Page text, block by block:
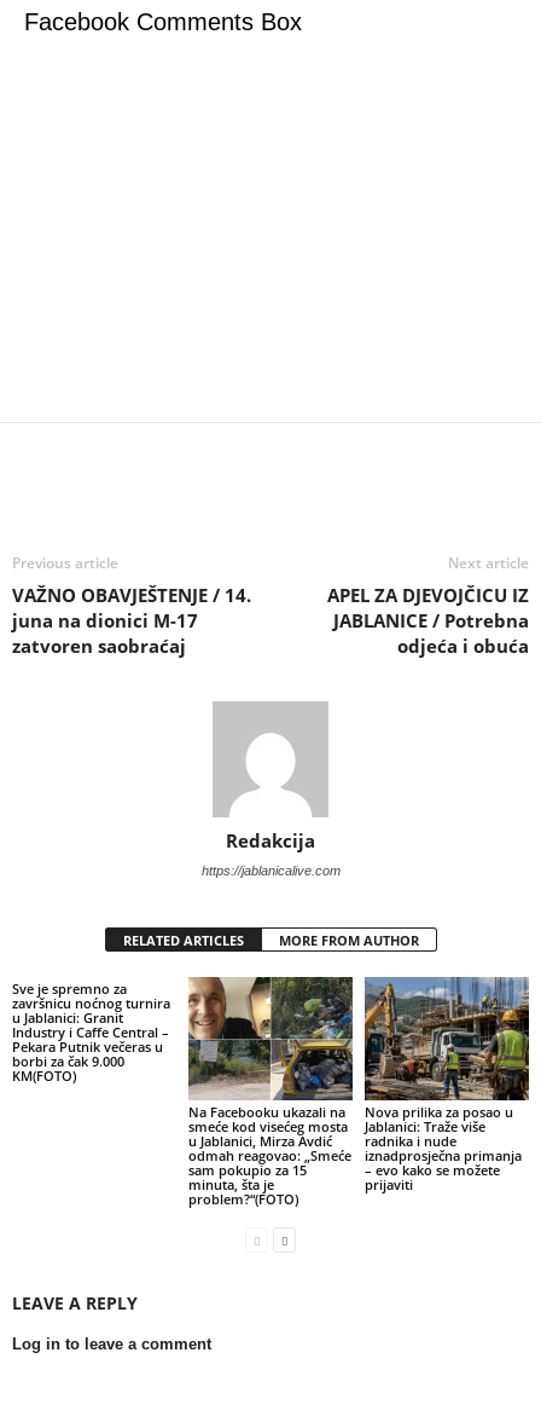
Facebook Comments Box
Previous article
VAŽNO OBAVJEŠTENJE / 14.
juna na dionici M-17
zatvoren saobraćaj
Next article
APEL ZA DJEVOJČICU IZ
JABLANICE / Potrebna
odjeća i obuća
Redakcija
https://jablanicalive.com
RELATED ARTICLES MORE FROM AUTHOR
Sve je spremno za
završnicu noćnog turnira
u Jablanici: Granit
Industry i Caffe Central –
Pekara Putnik večeras u
borbi za čak 9.000
KM(FOTO)
Na Facebooku ukazali na
smeće kod visećeg mosta
u Jablanici, Mirza Avdić
odmah reagovao: „Smeće
sam pokupio za 15
minuta, šta je
problem?“(FOTO)
Nova prilika za posao u
Jablanici: Traže više
radnika i nude
iznadprosječna primanja
– evo kako se možete
prijaviti
LEAVE A REPLY
Log in to leave a comment